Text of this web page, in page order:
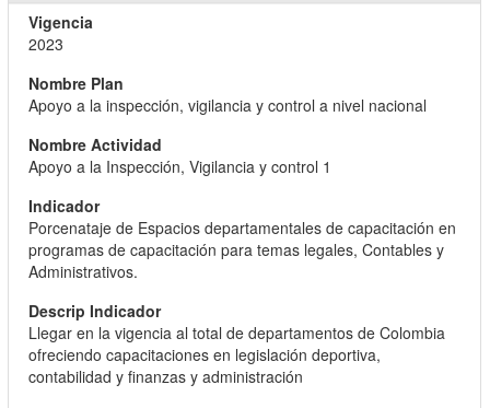
2023
Apoyo a la inspección, vigilancia y control a nivel nacional
Apoyo a la Inspección, Vigilancia y control 1
Porcenataje de Espacios departamentales de capacitación en
programas de capacitación para temas legales, Contables y
Administrativos.
Llegar en la vigencia al total de departamentos de Colombia
ofreciendo capacitaciones en legislación deportiva,
contabilidad y finanzas y administración